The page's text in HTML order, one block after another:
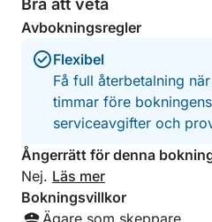
Bra att veta
Avbokningsregler
Flexibel
Få full återbetalning
timmar före
serviceavgifter och
Ångerrätt för denna
Nej. Läs mer
Bokningsvillkor
Ägare som skeppare